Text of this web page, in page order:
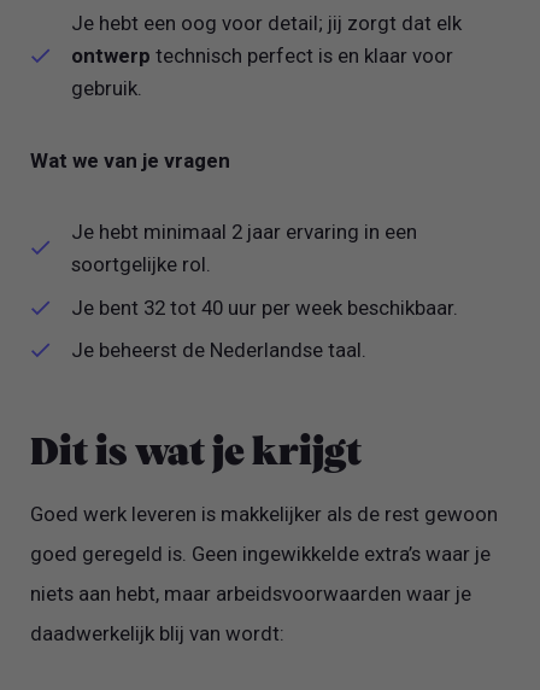
Je hebt een oog voor detail; jij zorgt dat elk
ontwerp technisch perfect is en klaar voor
gebruik.
Wat we van je vragen
Je hebt minimaal 2 jaar ervaring in een
soortgelijke rol.
Je bent 32 tot 40 uur per week beschikbaar.
Je beheerst de Nederlandse taal.
Dit is wat je krijgt
Goed werk leveren is makkelijker als de rest gewoon
goed geregeld is. Geen ingewikkelde extra’s waar je
niets aan hebt, maar arbeidsvoorwaarden waar je
daadwerkelijk blij van wordt: